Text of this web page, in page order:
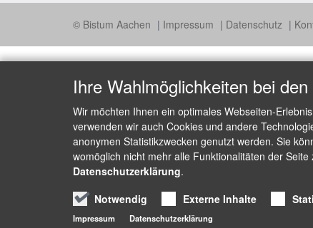
© Bistum Aachen Impressum Datenschutz
Ihre Wahlmöglichkeiten bei
Wir möchten Ihnen ein optimales Webseiten-
verwenden wir auch Cookies und andere
anonymen Statistikzwecken genutzt werden. Sie
womöglich nicht mehr alle Funktionalitäten der
Datenschutzerklärung.
Notwendig
Externe Inhalte
Impressum Datenschutzerklärung